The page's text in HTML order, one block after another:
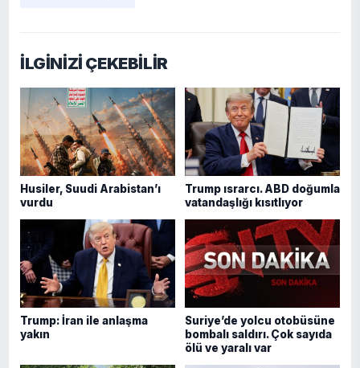
İLGİNİZİ ÇEKEBİLİR
Husiler, Suudi Arabistan’ı
vurdu
Trump ısrarcı. ABD doğumla
vatandaşlığı kısıtlıyor
Trump: İran ile anlaşma
yakın
Suriye’de yolcu otobüsüne
bombalı saldırı. Çok sayıda
ölü ve yaralı var